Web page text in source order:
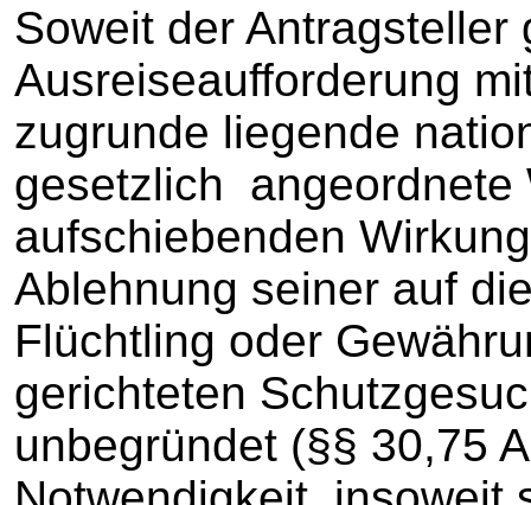
Soweit der
Ausreiseaufforderung
zugrunde liegende
gesetzlich angeordnete
aufschiebenden
Ablehnung seiner auf
Flüchtling oder
gerichteten
unbegründet (§§ 30,75